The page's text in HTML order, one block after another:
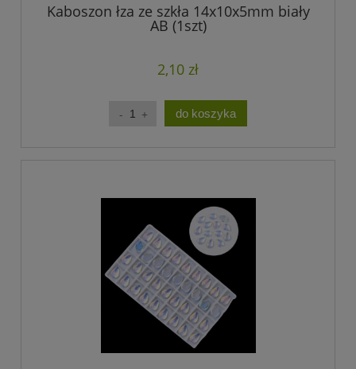
Kaboszon łza ze szkła 14x10x5mm biały
AB (1szt)
2,10 zł
do koszyka